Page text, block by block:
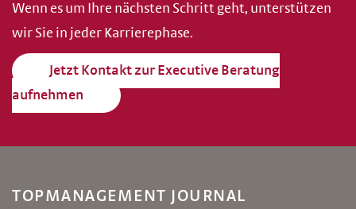
Wenn es um Ihre nächsten Schritt geht, unterstützen
wir Sie in jeder Karrierephase.
Jetzt Kontakt zur Executive Beratung
aufnehmen
TOPMANAGEMENT JOURNAL